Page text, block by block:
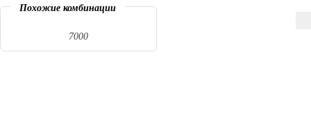
Похожие комбинации
7000